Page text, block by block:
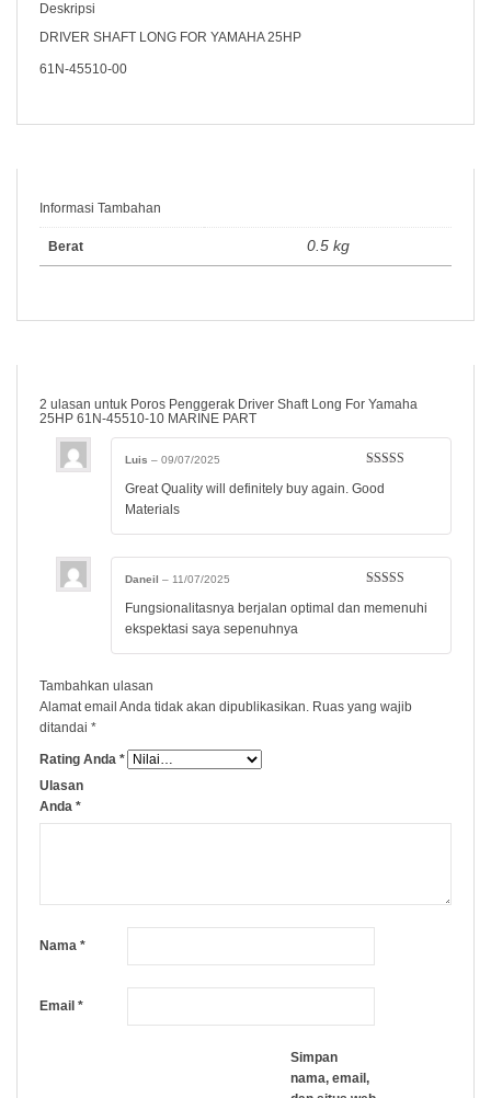
Deskripsi
DRIVER SHAFT LONG FOR YAMAHA 25HP
61N-45510-00
Informasi Tambahan
Berat 0.5 kg
2 ulasan untuk Poros Penggerak Driver Shaft Long For Yamaha
25HP 61N-45510-10 MARINE PART
5
Luis – 09/07/2025
Great Quality will definitely buy again. Good
Materials
5
Daneil – 11/07/2025
Fungsionalitasnya berjalan optimal dan memenuhi
ekspektasi saya sepenuhnya
Tambahkan ulasan
Alamat email Anda tidak akan dipublikasikan. Ruas yang wajib
ditandai *
Rating Anda *
Ulasan
Anda *
Nama *
Email *
Simpan
nama, email,